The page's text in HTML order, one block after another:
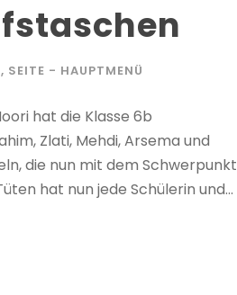
, SEITE - HAUPTMENÜ
hat die Klasse 6b
Zlati, Mehdi, Arsema und
die nun mit dem Schwerpunkt
hat nun jede Schülerin und...